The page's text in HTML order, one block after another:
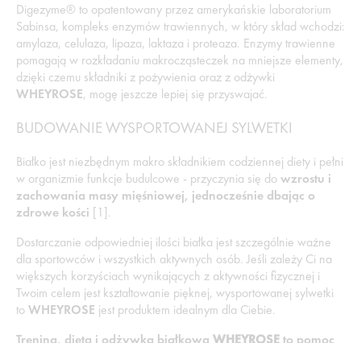
Digezyme® to opatentowany przez amerykańskie laboratorium
Sabinsa, kompleks enzymów trawiennych, w który skład wchodzi:
amylaza, celulaza, lipaza, laktaza i proteaza. Enzymy trawienne
pomagają w rozkładaniu makrocząsteczek na mniejsze elementy,
dzięki czemu składniki z pożywienia oraz z odżywki
WHEYROSE, mogę jeszcze lepiej się przyswajać.
BUDOWANIE WYSPORTOWANEJ SYLWETKI
Białko jest niezbędnym makro składnikiem codziennej diety i pełni
w organizmie funkcje budulcowe - przyczynia się dowzrostu i
zachowania masy mięśniowej, jednocześnie dbając o
zdrowe kości [1].
Dostarczanie odpowiedniej ilości białka jest szczególnie ważne
dla sportowców i wszystkich aktywnych osób. Jeśli zależy Ci na
większych korzyściach wynikających z aktywności fizycznej i
Twoim celem jest kształtowanie pięknej, wysportowanej sylwetki
toWHEYROSE jest produktem idealnym dla Ciebie.